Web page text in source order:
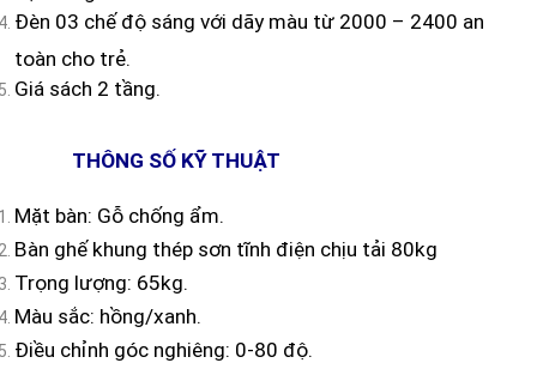
Đèn 03 chế độ sáng với dãy màu từ 2000 – 2400 an
toàn cho trẻ.
Giá sách 2 tầng.
THÔNG SỐ KỸ THUẬT
Mặt bàn: Gỗ chống ẩm.
Bàn ghế khung thép sơn tĩnh điện chịu tải 80kg
Trọng lượng: 65kg.
Màu sắc: hồng/xanh.
Điều chỉnh góc nghiêng: 0-80 độ.